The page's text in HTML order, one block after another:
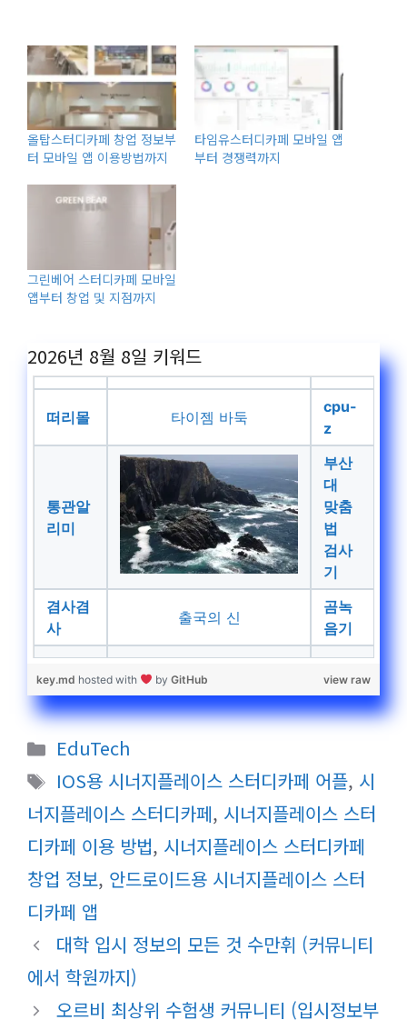
올탑스터디카페 창업 정보부
터 모바일 앱 이용방법까지
타임유스터디카페 모바일 앱
부터 경쟁력까지
그린베어 스터디카페 모바일
앱부터 창업 및 지점까지
2026년 8월 8일 키워드
떠리몰 타이젬 바둑
cpu-
z
통관알
리미
부산
대
맞춤
법
검사
기
겸사겸
사
출국의 신
곰녹
음기
view raw
key.md hosted with by GitHub
카
테
고
리
EduTech
태
그
IOS용 시너지플레이스 스터디카페 어플, 시
너지플레이스 스터디카페, 시너지플레이스 스터
디카페 이용 방법, 시너지플레이스 스터디카페
창업 정보, 안드로이드용 시너지플레이스 스터
디카페 앱
대학 입시 정보의 모든 것 수만휘 (커뮤니티
에서 학원까지)
오르비 최상위 수험생 커뮤니티 (입시정보부